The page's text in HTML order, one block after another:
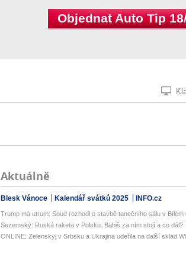
Objednat Auto Tip
Aktuálně
Blesk Vánoce Kalendář svátků 2025 INFO.cz
Trump má utrum: Soud rozhodl o stavbě tanečního sálu v Bílém
Sezemský: Ruská raketa v Polsku. Babiš za ním stojí a co dál?
ONLINE: Zelenskyj v Srbsku a Ukrajina udeřila na další sklad